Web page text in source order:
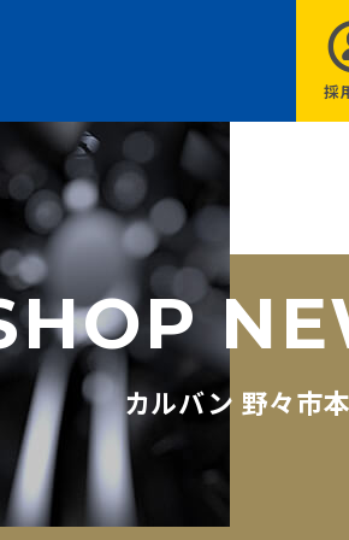
採
HOP NE
カルバン 野々市